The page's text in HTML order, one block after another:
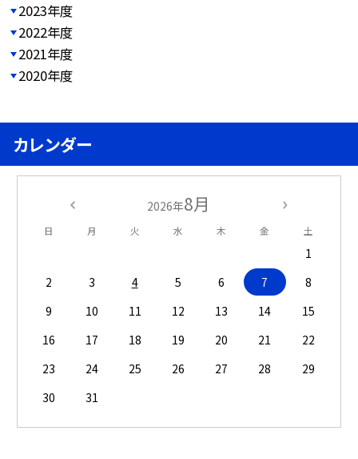
2023年度
2022年度
2021年度
2020年度
カレンダー
2026年8月
日 月 火 水 木 金 土
1
2
3 4 5 6 7
8
9
10 11 12 13 14
15
16
17 18 19 20 21
22
23
24 25 26 27 28
29
30
31